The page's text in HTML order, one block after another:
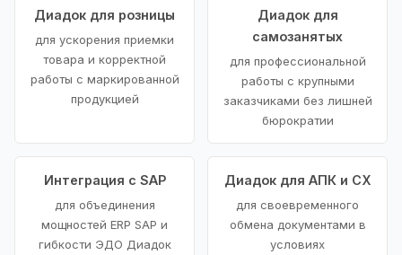
Диадок для розницы
для ускорения приемки
товара и корректной
работы с маркированной
продукцией
Диадок для
самозанятых
для профессиональной
работы с крупными
заказчиками без лишней
бюрократии
Интеграция с SAP
для объединения
мощностей ERP SAP и
гибкости ЭДО Диадок
Диадок для АПК и СХ
для своевременного
обмена документами в
условиях